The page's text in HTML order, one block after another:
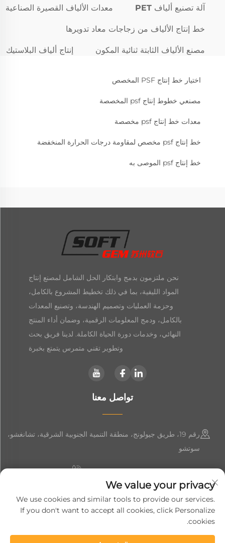
آلة تصنيع ألياف PET معدات الألياف القصيرة الصناعية
خط إنتاج الألياف من زجاجات معاد تدويرها
مصنع الألياف الثابتة ثنائية المكون إنتاج ألياف البلاستيك
اختيار خط إنتاج PSF المخصص
مصنعي خطوط إنتاج psf المخصصة
معدات خط إنتاج psf مخصصة
خط إنتاج psf مخصص لمقاومة درجات الحرارة المنخفضة
خط إنتاج psf الموصى به
نحن ملتزمون بدمج وابتكار الحل الشامل لمصنع إنتاج
المواد الليفية، بما في ذلك تخطيط المشروع بالكامل،
وحزمة العمليات وتصميم الهندسة، وتصنيع المعدات
بالكامل، ودمج المعلومات الرقمية، وضمان أداء المنتج
النهائي، وخدمات دورة الحياة الكاملة. لدينا فريق بحث
وتطوير تقني متمرس يتمتع بخبرة
تواصل معنا
رقم 19، طريق جيولونج، منطقة التنمية الجنوبية الشرقية، تشانغشو،
سوتشو
+86-19906239903
[email protected]
+86-13852981437
We value your privacy
We use cookies and similar tools to provide our services.
If you don't want to accept all cookies, click Personalize
cookies.